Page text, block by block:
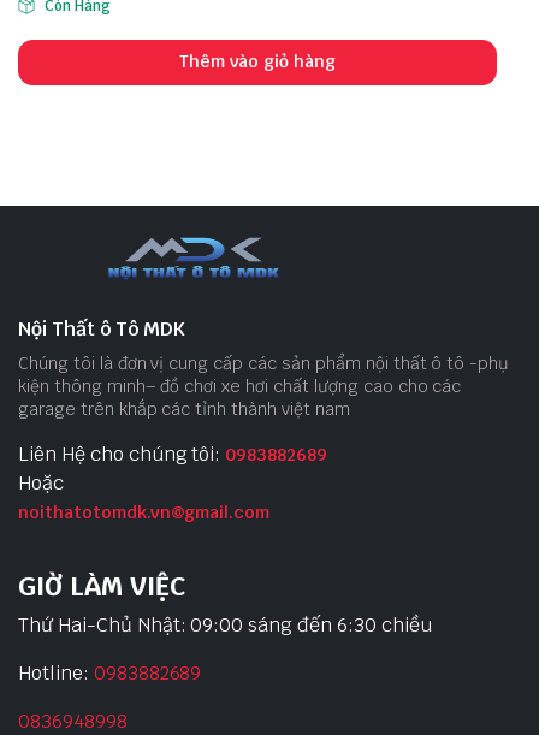
Còn Hàng
Thêm vào giỏ hàng
Nội Thất ô Tô MDK
Chúng tôi là đơn vị cung cấp các sản phẩm nội thất ô tô -phụ
kiện thông minh– đồ chơi xe hơi chất lượng cao cho các
garage trên khắp các tỉnh thành việt nam
Liên Hệ cho chúng tôi: 0983882689
Hoặc
noithatotomdk.vn@gmail.com
GIỜ LÀM VIỆC
Thứ Hai-Chủ Nhật: 09:00 sáng đến 6:30 chiều
Hotline: 0983882689
0836948998